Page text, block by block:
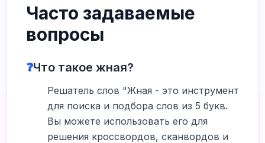
Часто задаваемые
вопросы
❓Что такое жная?
Решатель слов "Жная - это инструмент
для поиска и подбора слов из 5 букв.
Вы можете использовать его для
решения кроссвордов, сканвордов и